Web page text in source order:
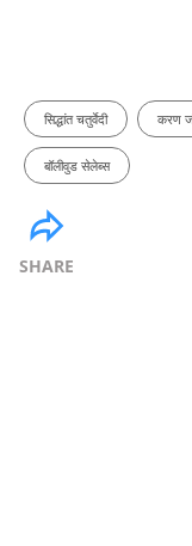
सिद्धांत चतुर्वेदी करण
बॉलीवुड सेलेब्स
SHARE